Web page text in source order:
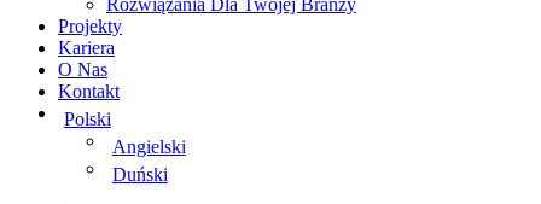
Rozwiązania Dla Twojej Branży
Projekty
Kariera
O Nas
Kontakt
Polski
Angielski
Duński